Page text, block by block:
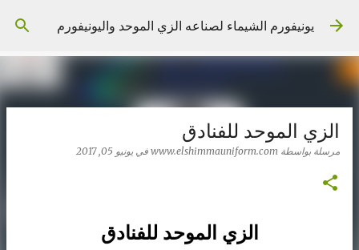
التخطي إلى المحتوى الرئيسي
يونيفورم الشيماء لصناعه الزي الموحد واليونيفورم
الزي الموحد للفنادق
مرسلة بواسطة www.elshimmauniform.com في يونيو 05, 2017
الزي الموحد للفنادق